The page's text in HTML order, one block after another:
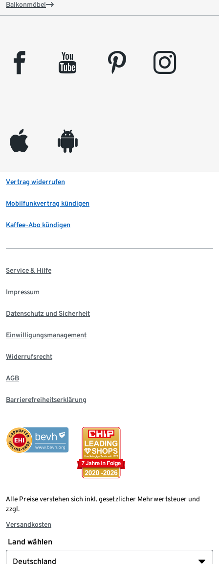
Balkonmöbel
facebook youtube pinterest instagram
appleinc android
Vertrag widerrufen
Mobilfunkvertrag kündigen
Kaffee-Abo kündigen
Service & Hilfe
Impressum
Datenschutz und Sicherheit
Einwilligungsmanagement
Widerrufsrecht
AGB
Barrierefreiheitserklärung
Alle Preise verstehen sich inkl. gesetzlicher Mehrwertsteuer und
zzgl.
Versandkosten
Land wählen
Deutschland